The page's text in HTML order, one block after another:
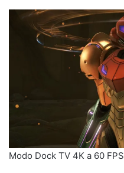
Modo Dock TV 4K a 60 FPS